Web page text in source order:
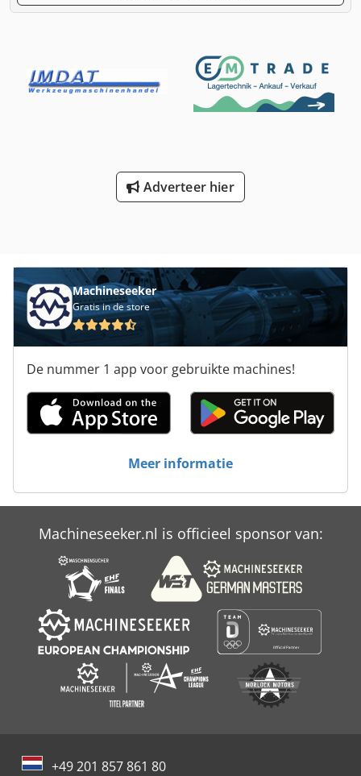
Adverteer hier
Machineseeker
Gratis in de store
De nummer 1 app voor gebruikte machines!
Meer informatie
Machineseeker.nl is officieel sponsor van:
+49 201 857 861 80